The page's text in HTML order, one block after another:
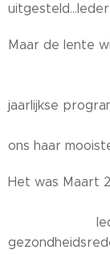
Maar de
Ze
Ze
ons haar
Het
Iedereen